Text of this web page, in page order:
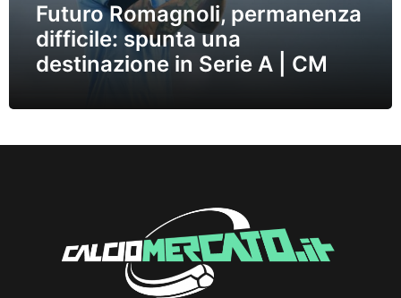
Futuro Romagnoli, permanenza
difficile: spunta una
destinazione in Serie A | CM